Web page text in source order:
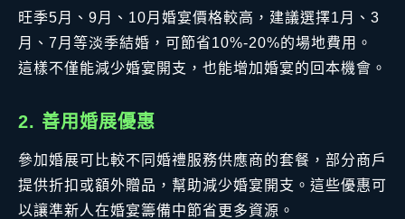
旺季5月、9月、10月婚宴價格較高，建議選擇1月、3
月、7月等淡季結婚，可節省10%-20%的場地費用。
這樣不僅能減少婚宴開支，也能增加婚宴的回本機會。
2. 善用婚展優惠
參加婚展可比較不同婚禮服務供應商的套餐，部分商戶
提供折扣或額外贈品，幫助減少婚宴開支。這些優惠可
以讓準新人在婚宴籌備中節省更多資源。